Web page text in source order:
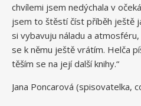
chvílemi jsem nedýchala v
jsem to štěstí číst příběh ještě
si vybavuju náladu a
se k němu ještě vrátím. Helča
těším se na její další knihy.“
Jana Poncarová (spisovatelka,